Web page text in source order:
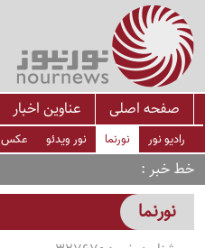
صفحه اصلی عناوین اخبار
رادیو نور نورنما نور ویدئو عکس
خط خبر
نورنما